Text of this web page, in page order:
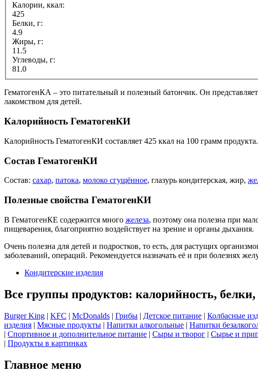
Калории, ккал:
425
Белки, г:
4.9
Жиры, г:
11.5
Углеводы, г:
81.0
ГематогенКА – это питательный и полезный батончик. Он
лакомством для детей.
Калорийность ГематогенКИ
Калорийность ГематогенКИ составляет 425 ккал на 100 грамм продукта.
Состав ГематогенКИ
Состав: сахар, патока, молоко сгущённое, глазурь кондитерская, жир,
Полезные свойства ГематогенКИ
В ГематогенКЕ содержится много железа, поэтому она полезна при
пищеварения, благоприятно воздействует на зрение и органы дыхания.
Очень полезна для детей и подростков, то есть, для растущих
заболеваний, операций. Рекомендуется назначать её и при болезнях
Кондитерские изделия
Все группы продуктов: калорийность,
Burger King | KFC | McDonalds | Грибы | Детское питание | Колбасные
изделия | Мясные продукты | Напитки алкогольные | Напитки
| Спортивное и дополнительное питание | Сыры и творог | Сырье и
| Продукты в картинках
Главное меню